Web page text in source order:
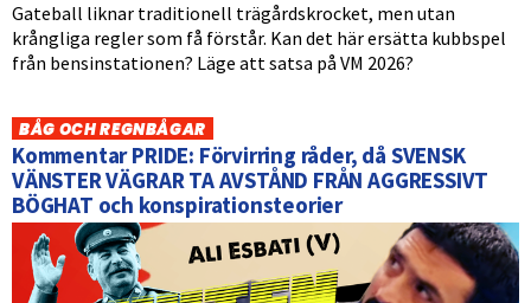
Gateball liknar traditionell trägårdskrocket, men utan
krångliga regler som få förstår. Kan det här ersätta kubbspel
från bensinstationen? Läge att satsa på VM 2026?
BÅG OCH REGNBÅGAR
Kommentar PRIDE: Förvirring råder, då SVENSK
VÄNSTER VÄGRAR TA AVSTÅND FRÅN AGGRESSIVT
BÖGHAT och konspirationsteorier